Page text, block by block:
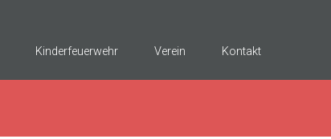
Kinderfeuerwehr Verein Kontakt